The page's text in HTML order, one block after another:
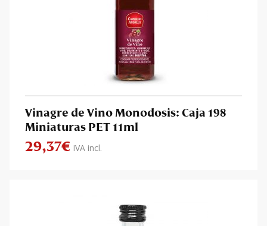
Vinagre de Vino Monodosis: Caja 198
Miniaturas PET 11ml
29,37€ IVA incl.